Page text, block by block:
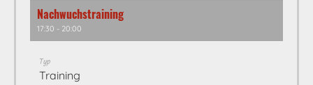
Nachwuchstraining
17:30 - 20:00
Typ
Training